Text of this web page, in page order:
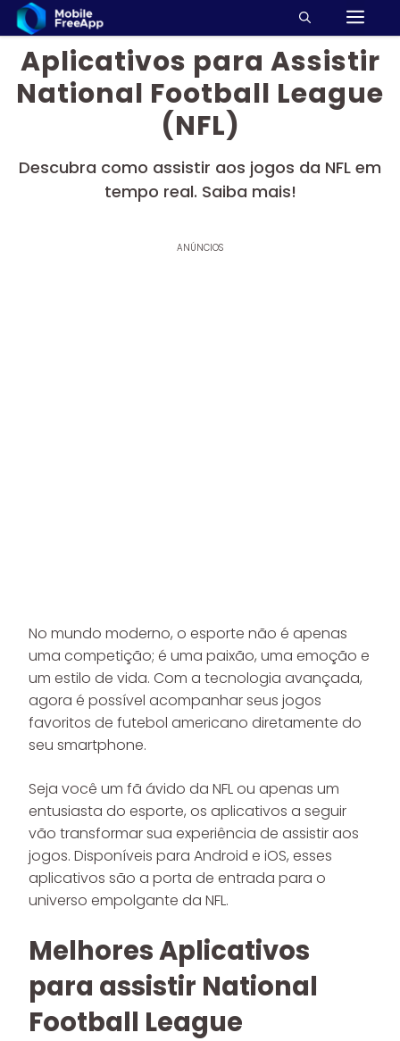
Pular
para
conteúdo
Aplicativos para Assistir
National Football League
(NFL)
Descubra como assistir aos jogos da NFL em
tempo real. Saiba mais!
ANÚNCIOS
No mundo moderno, o esporte não é apenas
uma competição; é uma paixão, uma emoção e
um estilo de vida. Com a tecnologia avançada,
agora é possível acompanhar seus jogos
favoritos de futebol americano diretamente do
seu smartphone.
Seja você um fã ávido da NFL ou apenas um
entusiasta do esporte, os aplicativos a seguir
vão transformar sua experiência de assistir aos
jogos. Disponíveis para Android e iOS, esses
aplicativos são a porta de entrada para o
universo empolgante da NFL.
Melhores Aplicativos
para assistir National
Football League